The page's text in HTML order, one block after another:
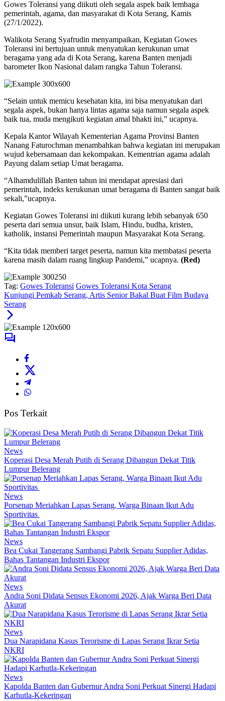
Gowes Toleransi yang diikuti oleh segala aspek baik lembaga
pemerintah, agama, dan masyarakat di Kota Serang, Kamis
(27/1/2022).
Walikota Serang Syafrudin menyampaikan, Kegiatan Gowes
Toleransi ini bertujuan untuk menyatukan kerukunan umat
beragama yang ada di Kota Serang, karena Banten menjadi
barometer Ikon Nasional dalam rangka Tahun Toleransi.
“Selain untuk memicu kesehatan kita, ini bisa menyatukan dari
segala aspek, bukan hanya lintas agama saja namun segala aspek
baik tua, muda mengikuti kegiatan amal bhakti ini,” ucapnya.
Kepala Kantor Wilayah Kementerian Agama Provinsi Banten
Nanang Faturochman menambahkan bahwa kegiatan ini merupakan
wujud kebersamaan dan kekompakan. Kementrian agama adalah
Payung dalam setiap Umat beragama.
“Alhamdulillah Banten tahun ini mendapat apresiasi dari
pemerintah, indeks kerukunan umat beragama di Banten sangat baik
sekali,”ucapnya.
Kegiatan Gowes Toleransi ini diikuti kurang lebih sebanyak 650
peserta dari semua unsur, baik Islam, Hindu, budha, kristen,
katholik, instansi Pemerintah maupun Masyarakat Kota Serang.
“Kita tidak memberi target peserta, namun kita membatasi peserta
karena masih dalam ruang lingkup Pandemi,” ucapnya. (Red)
Tag: Gowes Toleransi Gowes Toleransi Kota Serang
Kunjungi Pemkab Serang, Artis Senior Bakal Buat Film Budaya
Serang
Pos Terkait
News
Koperasi Desa Merah Putih di Serang Dibangun Dekat Titik
Lumpur Belerang
News
Porsenap Meriahkan Lapas Serang, Warga Binaan Ikut Adu
Sportivitas
News
Bea Cukai Tangerang Sambangi Pabrik Sepatu Supplier Adidas,
Bahas Tantangan Industri Ekspor
News
Andra Soni Didata Sensus Ekonomi 2026, Ajak Warga Beri Data
Akurat
News
Dua Narapidana Kasus Terorisme di Lapas Serang Ikrar Setia
NKRI
News
Kapolda Banten dan Gubernur Andra Soni Perkuat Sinergi Hadapi
Karhutla-Kekeringan